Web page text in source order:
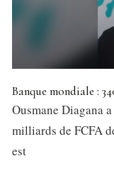
Banque mondiale :
Ousmane Diagana
milliards de FCFA
est